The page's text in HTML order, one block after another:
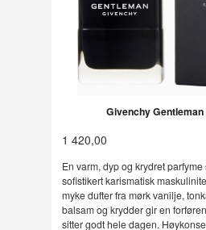
Givenchy Gentleman
1 420,00
En varm, dyp og krydret
sofistikert karismatisk
myke dufter fra mørk vanilje,
balsam og krydder gir en
sitter godt hele dagen.